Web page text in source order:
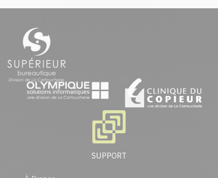
SUPPORT